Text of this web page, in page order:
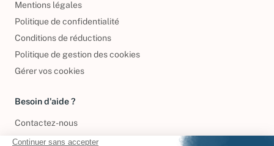
Mentions légales
Politique de confidentialité
Conditions de réductions
Politique de gestion des cookies
Gérer vos cookies
Besoin d'aide ?
Contactez-nous